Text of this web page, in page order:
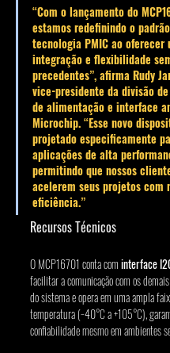
“Com o lançamento do
estamos redefinindo o
tecnologia PMIC ao oferecer
integração e flexibilidade
precedentes”, afirma Rudy
vice-presidente da divisão
de alimentação e interface
Microchip. “Esse novo
projetado especificamente
aplicações de alta
permitindo que nossos
acelerem seus projetos com
eficiência.”
Recursos Técnicos
O MCP16701 conta com interface
facilitar a comunicação com os
do sistema e opera em uma ampla
temperatura (−40°C a +105°C),
confiabilidade mesmo em ambientes